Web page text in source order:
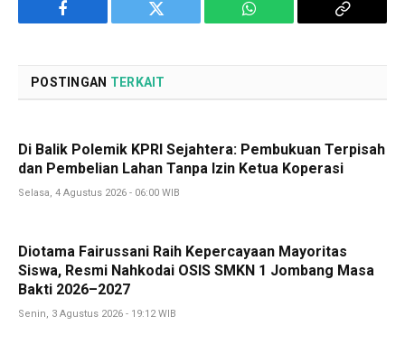
Facebook Twitter WhatsApp
Copy
POSTINGAN TERKAIT
Di Balik Polemik KPRI Sejahtera: Pembukuan Terpisah
dan Pembelian Lahan Tanpa Izin Ketua Koperasi
Selasa, 4 Agustus 2026 - 06:00 WIB
Diotama Fairussani Raih Kepercayaan Mayoritas
Siswa, Resmi Nahkodai OSIS SMKN 1 Jombang Masa
Bakti 2026–2027
Senin, 3 Agustus 2026 - 19:12 WIB